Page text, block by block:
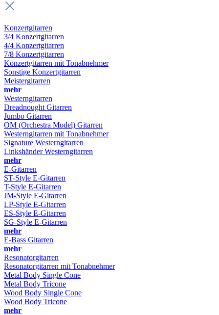
Konzertgitarren
3/4 Konzertgitarren
4/4 Konzertgitarren
7/8 Konzertgitarren
Konzertgitarren mit Tonabnehmer
Sonstige Konzertgitarren
Meistergitarren
mehr
Westerngitarren
Dreadnought Gitarren
Jumbo Gitarren
OM (Orchestra Model) Gitarren
Westerngitarren mit Tonabnehmer
Signature Westerngitarren
Linkshänder Westerngitarren
mehr
E-Gitarren
ST-Style E-Gitarren
T-Style E-Gitarren
JM-Style E-Gitarren
LP-Style E-Gitarren
ES-Style E-Gitarren
SG-Style E-Gitarren
mehr
E-Bass Gitarren
mehr
Resonatorgitarren
Resonatorgitarren mit Tonabnehmer
Metal Body Single Cone
Metal Body Tricone
Wood Body Single Cone
Wood Body Tricone
mehr